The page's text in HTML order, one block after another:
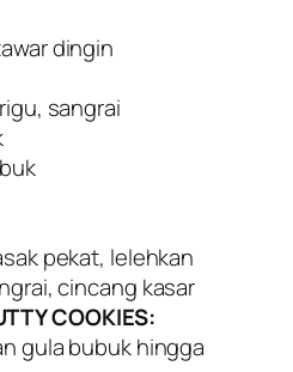
dingin
sangrai
pekat, lelehkan
cincang kasar
COOKIES:
gula bubuk hingga